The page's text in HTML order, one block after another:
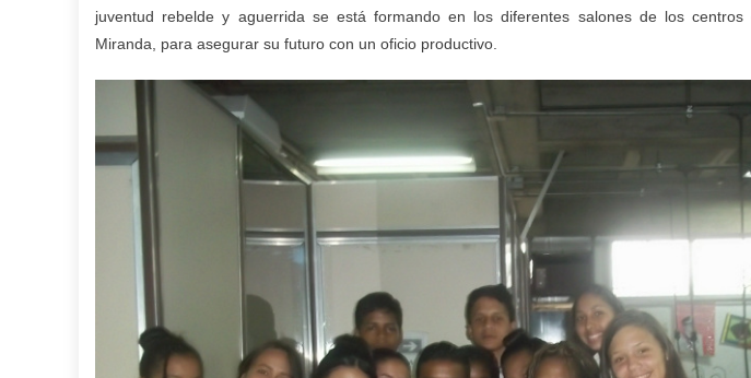
juventud rebelde y aguerrida se está formando en los diferentes salones de los
Miranda, para asegurar su futuro con un oficio productivo.